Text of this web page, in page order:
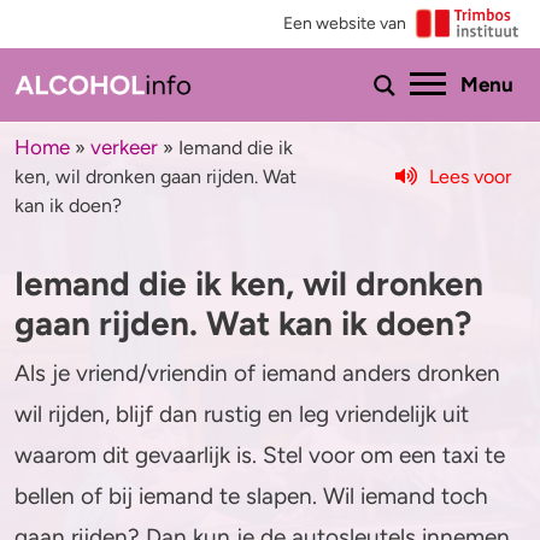
Een website van
Menu
Menu
Effecten en risico’s
Minder drinken of stoppen?
Bezorgd om iemand
Hulp
Test je kennis
Uitgebreide drinktest
Wat drink jij?
Promillage calculator
Home » verkeer » Iemand die ik
ken, wil dronken gaan rijden. Wat
kan ik doen?
Lees voor
Iemand die ik ken, wil dronken
gaan rijden. Wat kan ik doen?
Als je vriend/vriendin of iemand anders dronken
wil rijden, blijf dan rustig en leg vriendelijk uit
waarom dit gevaarlijk is. Stel voor om een taxi te
bellen of bij iemand te slapen. Wil iemand toch